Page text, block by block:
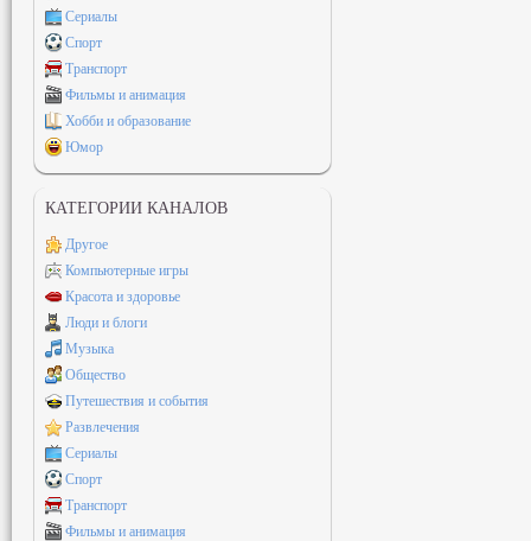
Сериалы
Спорт
Транспорт
Фильмы и анимация
Хобби и образование
Юмор
КАТЕГОРИИ КАНАЛОВ
Другое
Компьютерные игры
Красота и здоровье
Люди и блоги
Музыка
Общество
Путешествия и события
Развлечения
Сериалы
Спорт
Транспорт
Фильмы и анимация